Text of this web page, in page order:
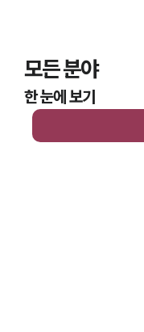
모든 분야
한 눈에 보기